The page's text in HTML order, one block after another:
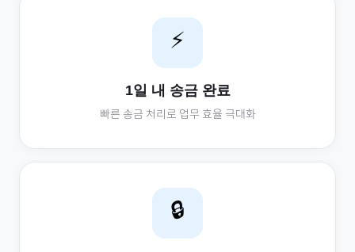
⚡
1일 내 송금 완료
빠른 송금 처리로 업무 효율 극대화
🔒